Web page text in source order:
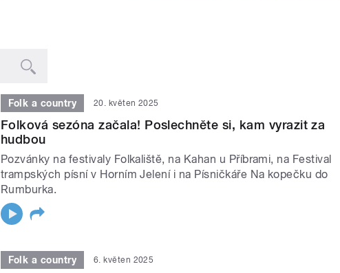
Folk a country 20. květen 2025
Folková sezóna začala! Poslechněte si, kam vyrazit za
hudbou
Pozvánky na festivaly Folkaliště, na Kahan u Příbrami, na Festival
trampských písní v Horním Jelení i na Písničkáře Na kopečku do
Rumburka.
Folk a country 6. květen 2025